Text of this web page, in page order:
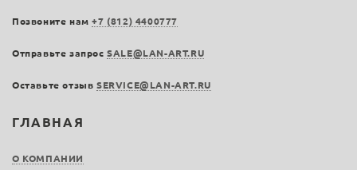
ГЛАВНАЯ
О КОМПАНИИ
Позвоните нам+7 (812) 4400777
Отправьте запросSALE@LAN-ART.RU
Оставьте отзыв SERVICE@LAN-ART.RU